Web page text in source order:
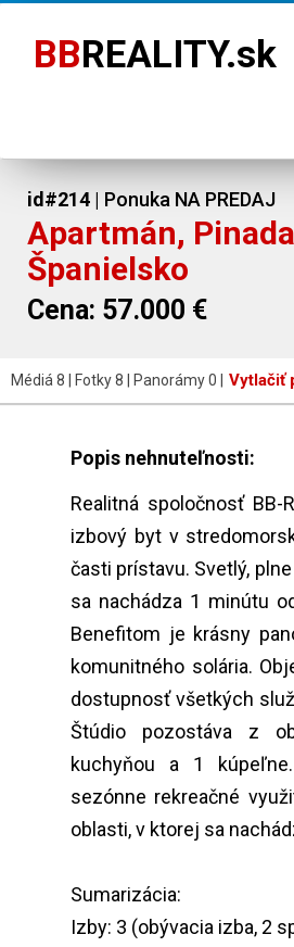
BBREALITY.sk
id#214 | Ponuka NA PREDAJ
Apartmán,
Španielsko
Cena: 57.000 €
Médiá 8 | Fotky 8 | Panorámy 0 | Vytlačiť
Popis nehnuteľnosti:
Realitná spoločnosť BB-
izbový byt v
časti prístavu. Svetlý,
sa nachádza 1 minútu
Benefitom je krásny
komunitného solária.
dostupnosť všetkých
Štúdio pozostáva z
kuchyňou a 1
sezónne rekreačné
oblasti, v ktorej sa
Sumarizácia:
Izby: 3 (obývacia izba, 2